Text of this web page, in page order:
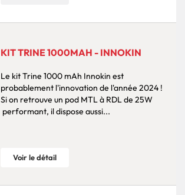
KIT TRINE 1000MAH - INNOKIN
Le kit Trine 1000 mAh Innokin est
probablement l'innovation de l'année 2024 !
Si on retrouve un pod MTL à RDL de 25W
performant, il dispose aussi...
Voir le détail